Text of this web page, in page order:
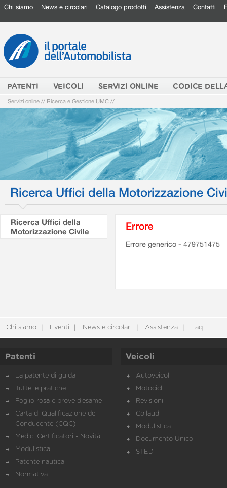
Chi siamo News e circolari Catalogo prodotti Assistenza Contatti
PATENTI VEICOLI SERVIZI ONLINE CODICE
Servizi online // Ricerca e Gestione UMC //
Ricerca Uffici della Motorizzazione
Ricerca Uffici della
Motorizzazione Civile
Errore
Errore generico - 479751475
Chi siamo Eventi News e circolari Assistenza Faq
Patenti
La patente di guida
Tutte le pratiche
Foglio rosa e prove d’esame
Carta di Qualificazione del
Conducente (CQC)
Medici Certificatori - Novità
Modulistica
Patente nautica
Normativa
Veicoli
Autoveicoli
Motocicli
Revisioni
Collaudi
Modulistica
Documento Unico
STED